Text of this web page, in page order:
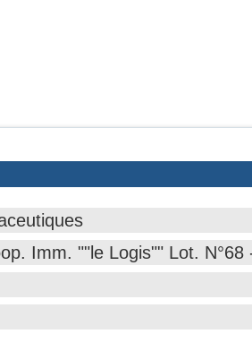
Imm. ""le Logis"" Lot. N°68